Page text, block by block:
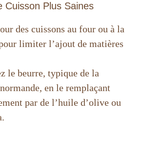
Cuisson Plus Saines
des cuissons au four ou à la
limiter l’ajout de matières
le beurre, typique de la
en le remplaçant
par de l’huile d’olive ou